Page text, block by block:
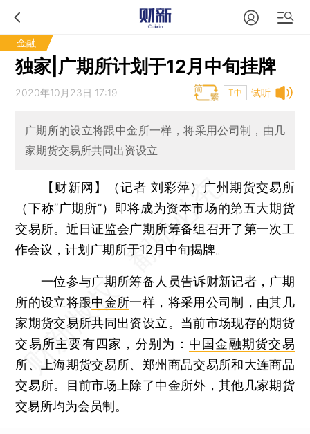
金融
独家|广期所计划于12月中旬挂牌
试听
2020年10月23日 17:19 T中
广期所的设立将跟中金所一样，将采用公司制，由几
家期货交易所共同出资设立
【财新网】（记者 刘彩萍）
广州期货交易所
（下称“广期所”）即将成为资本市场的第五大期货
交易所。近日证监会广期所筹备组召开了第一次工
作会议，计划广期所于12月中旬揭牌。
一位参与广期所筹备人员告诉财新记者，广期
所的设立将跟中金所一样，将采用公司制，由其几
家期货交易所共同出资设立。当前市场现存的期货
交易所主要有四家，分别为： 中国金融期货交易
所、上海期货交易所、郑州商品交易所和大连商品
交易所。目前市场上除了中金所外，其他几家期货
交易所均为会员制。